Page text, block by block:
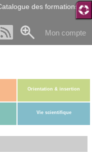
des formations
Mon compte
Orientation & insertion
Vie scientifique